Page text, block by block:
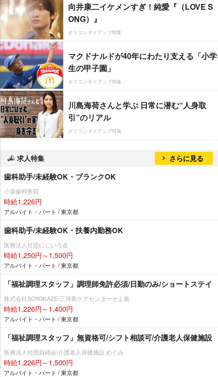
向井康二イケメンすぎ！純愛『（LOVE S
ONG）』
オリコンタイアップ特集
マクドナルドが40年にわたり支える「小学
生の甲子園」
オリコンタイアップ特集
川島海荷さんと学ぶ 日常に潜む“人身取
引”のリアル
オリコンタイアップ特集
求人特集 さらに見る
歯科助手/未経験OK・ブランクOK
小泉歯科医院
時給1,226円
アルバイト・パート / 東京都
歯科助手/未経験OK・扶養内勤務OK
医療法人社団にじいろ会
時給1,250円～1,500円
アルバイト・パート / 東京都
「福祉調理スタッフ」調理師免許必須/日勤のみ/ショートステイ
株式会社SOYOKAZE/三河島ケアセンターそよ風
時給1,226円～1,400円
アルバイト・パート / 東京都
「福祉調理スタッフ」無資格可/シフト相談可/介護老人保健施設
医療法人社団自靖会/介護老人保健施設 めぐみ
時給1,226円～1,500円
アルバイト・パート / 東京都